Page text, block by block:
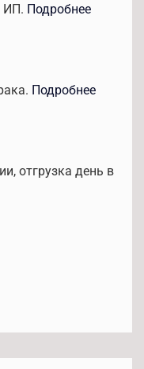
ИП. Подробнее
Подробнее
отгрузка день в